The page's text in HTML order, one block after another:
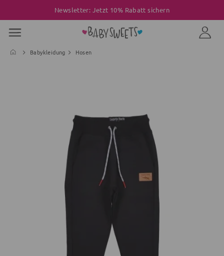
Newsletter: Jetzt 10% Rabatt sichern
Babykleidung Hosen